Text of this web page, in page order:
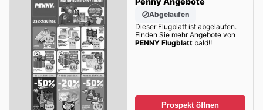
Abgelaufen
Dieser Flugblatt ist abgelaufen.
Finden Sie mehr Angebote von
PENNY Flugblattbald!!
Prospekt öffnen